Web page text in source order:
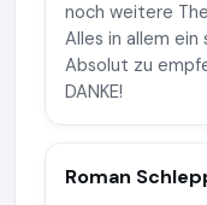
noch weitere
Alles in allem ein
Absolut zu
DANKE!
Roman